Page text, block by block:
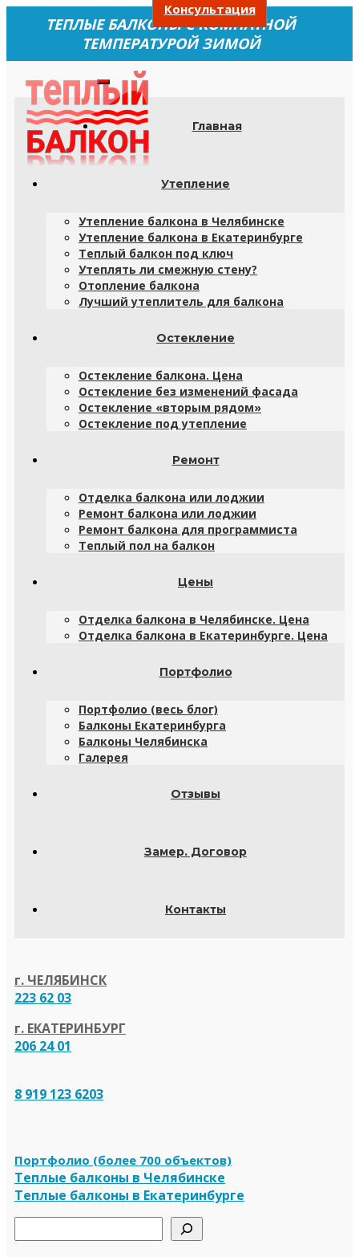
ТЕПЛЫЕ БАЛКОНЫ С КОМНАТНОЙ
ТЕМПЕРАТУРОЙ ЗИМОЙ
Главная
Утепление
Утепление балкона в Челябинске
Утепление балкона в Екатеринбурге
Теплый балкон под ключ
Утеплять ли смежную стену?
Отопление балкона
Лучший утеплитель для балкона
Остекление
Остекление балкона. Цена
Остекление без изменений фасада
Остекление «вторым рядом»
Остекление под утепление
Ремонт
Отделка балкона или лоджии
Ремонт балкона или лоджии
Ремонт балкона для программиста
Теплый пол на балкон
Цены
Отделка балкона в Челябинске. Цена
Отделка балкона в Екатеринбурге. Цена
Портфолио
Портфолио (весь блог)
Балконы Екатеринбурга
Балконы Челябинска
Галерея
Отзывы
Замер. Договор
Контакты
г. ЧЕЛЯБИНСК
223 62 03
г. ЕКАТЕРИНБУРГ
206 24 01
8 919 123 6203
Портфолио (более 700 объектов)
Теплые балконы в Челябинске
Теплые балконы в Екатеринбурге
Консультация